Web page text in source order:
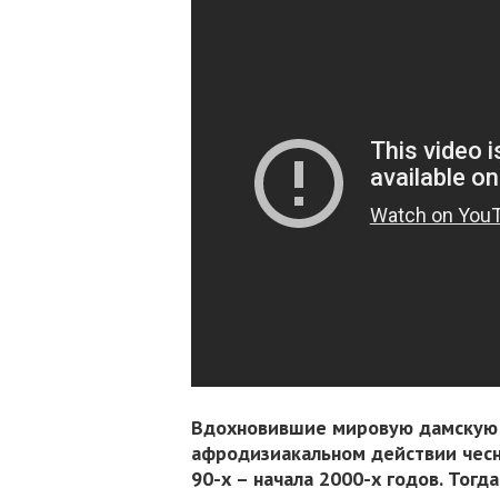
Вдохновившие мировую
афродизиакальном действии
90-х – начала 2000-х годов.